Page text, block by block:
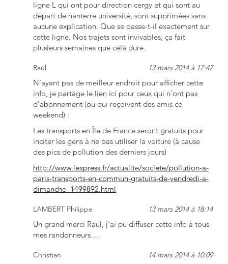
ligne L qui ont pour direction cergy et qui sont au
départ de nanterre université, sont supprimées sans
aucune explication. Que se passe-t-il exactement sur
cette ligne. Nos trajets sont invivables, ça fait
plusieurs semaines que celà dure.
Raúl 13 mars 2014 à 17:47
N’ayant pas de meilleur endroit pour afficher cette
info, je partage le lien ici pour ceux qui n’ont pas
d’abonnement (ou qui reçoivent des amis ce
weekend) :
Les transports en Île de France seront gratuits pour
inciter les gens à ne pas utiliser la voiture (à cause
des pics de pollution des derniers jours)
http://www.lexpress.fr/actualite/societe/pollution-a-
paris-transports-en-commun-gratuits-de-vendredi-a-
dimanche_1499892.html
LAMBERT Philippe 13 mars 2014 à 18:14
Un grand merci Raul, j’ai pu diffuser cette info à tous
mes randonneurs….
Christian 14 mars 2014 à 10:09